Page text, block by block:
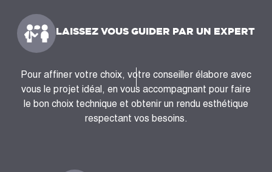
LAISSEZ VOUS GUIDER PAR UN EXPERT
Pour affiner votre choix, votre conseiller élabore avec
vous le projet idéal, en vous accompagnant pour faire
le bon choix technique et obtenir un rendu esthétique
respectant vos besoins.